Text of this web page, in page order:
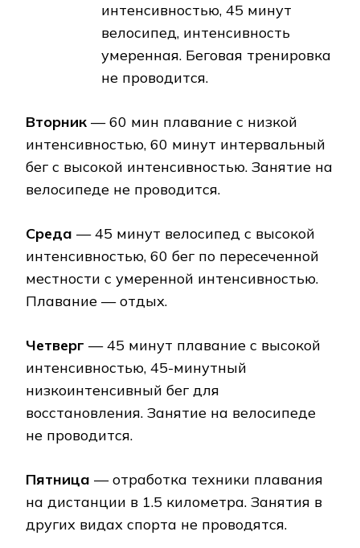
интенсивностью, 45 минут
велосипед, интенсивность
умеренная. Беговая тренировка
не проводится.
Вторник — 60 мин плавание с низкой
интенсивностью, 60 минут интервальный
бег с высокой интенсивностью. Занятие на
велосипеде не проводится.
Среда — 45 минут велосипед с высокой
интенсивностью, 60 бег по пересеченной
местности с умеренной интенсивностью.
Плавание — отдых.
Четверг — 45 минут плавание с высокой
интенсивностью, 45-минутный
низкоинтенсивный бег для
восстановления. Занятие на велосипеде
не проводится.
Пятница — отработка техники плавания
на дистанции в 1.5 километра. Занятия в
других видах спорта не проводятся.